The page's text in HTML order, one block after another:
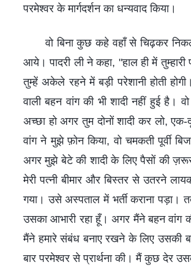
परमेश्वर के मार्गदर्शन का धन्यवाद किया।
वो बिना कुछ कहे वहाँ से चिढ़कर
आये। पादरी ली ने कहा, "हाल ही में तुम्हारी
तुम्हें अकेले रहने में बड़ी परेशानी होती
वाली बहन वांग की भी शादी नहीं हुई है।
अच्छा हो अगर तुम दोनों शादी कर लो,
वांग ने मुझे फ़ोन किया, वो चमकती पूर्वी
अगर मुझे बेटे की शादी के लिए पैसों की
मेरी पत्नी बीमार और बिस्तर से उतरने
गया। उसे अस्पताल में भर्ती कराना पड़ा।
उसका आभारी रहा हूँ। अगर मैंने बहन वांग
मैंने हमारे संबंध बनाए रखने के लिए उसकी
बार परमेश्वर से प्रार्थना की। मैं कुछ देर